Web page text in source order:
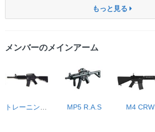
もっと見る
メンバーのメインアーム
トレーニングウェポン M4A1 MP5 R.A.S M4 CRW